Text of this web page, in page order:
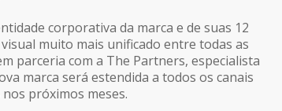
corporativa da marca e de suas 12
muito mais unificado entre todas as
parceria com a The Partners, especialista
marca será estendida a todos os canais
próximos meses.